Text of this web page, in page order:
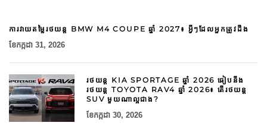
ការវាយតម្លៃរថយន្ត BMW M4 COUPE ឆ្នាំ 2027៖ អ្វីៗដែលអ្នកត្រូវដឹង
ខែ​កក្កដា 31, 2026
រថយន្ត KIA SPORTAGE ឆ្នាំ 2026 ធៀបនឹង
រថយន្ត TOYOTA RAV4 ឆ្នាំ 2026៖ តើរថយន្ត
SUV មួយណាល្អជាង?
ខែ​កក្កដា 30, 2026